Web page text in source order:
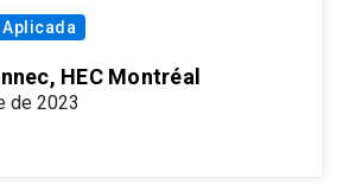
HEC Montréal
de 2023